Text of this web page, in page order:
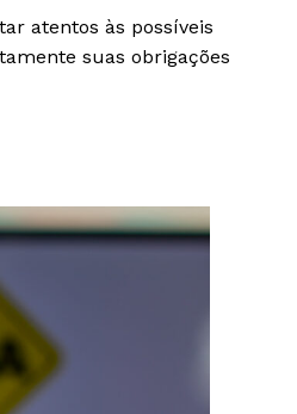
atentos às possíveis
suas obrigações